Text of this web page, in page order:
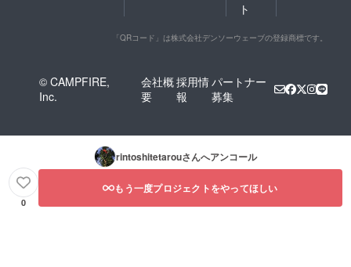
ト
「QRコード」は株式会社デンソーウェーブの登録商標です。
© CAMPFIRE,
Inc.
会社概
要
採用情
報
パートナー
募集
rintoshitetarouさんへアンコール
0
もう一度プロジェクトをやってほしい